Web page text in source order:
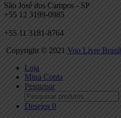
São José dos Campos - SP
+55 12 3199-0985
+55 11 3181-8764
Copyright © 2021 Voo Livre Brasil
Loja
Mina Conta
Pesquisar
Procurar:
Desejos 0